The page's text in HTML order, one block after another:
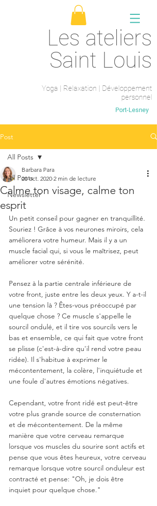
Les ateliers
Saint Louis
Yoga | Relaxation | Développement
personnel
Port-Lesney
Post
All Posts
Newsletter
All Posts
Calme ton visage, calme ton
esprit
Barbara Para
20 oct. 2020 2 min de lecture
Un petit conseil pour gagner en tranquillité.
Souriez ! Grâce à vos neurones miroirs, cela
améliorera votre humeur. Mais il y a un
muscle facial qui, si vous le maîtrisez, peut
améliorer votre sérénité.
Pensez à la partie centrale inférieure de
votre front, juste entre les deux yeux. Y a-t-il
une tension là ? Êtes-vous préoccupé par
quelque chose ? Ce muscle s'appelle le
sourcil ondulé, et il tire vos sourcils vers le
bas et ensemble, ce qui fait que votre front
se plisse (c'est-à-dire qu'il rend votre peau
ridée). Il s'habitue à exprimer le
mécontentement, la colère, l'inquiétude et
une foule d'autres émotions négatives.
Cependant, votre front ridé est peut-être
votre plus grande source de consternation
et de mécontentement. De la même
manière que votre cerveau remarque
lorsque vos muscles du sourire sont actifs et
pense que vous êtes heureux, votre cerveau
remarque lorsque votre sourcil onduleur est
contracté et pense: "Oh, je dois être
inquiet pour quelque chose."